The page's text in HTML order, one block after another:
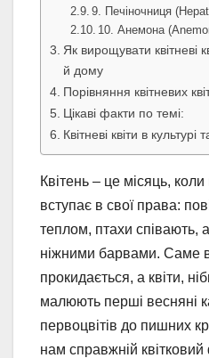
9. Печіночниця
10. Анемона
Як вирощувати квітневі
й дому
Порівняння квітневих
Цікаві факти по темі:
Квітневі квіти в культурі
Квітень – це місяць,
вступає в свої права:
теплом, птахи співають,
ніжними барвами. Саме
прокидається, а квіти,
малюють перші весняні
первоцвітів до пишних
нам справжній